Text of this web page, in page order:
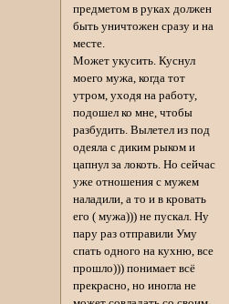
предметом в руках должен
быть уничтожен сразу и на
месте.
Может укусить. Куснул
моего мужа, когда тот
утром, уходя на работу,
подошел ко мне, чтобы
разбудить. Вылетел из под
одеяла с диким рыком и
цапнул за локоть. Но сейчас
уже отношения с мужем
наладили, а то и в кровать
его ( мужа))) не пускал. Ну
пару раз отправили Уму
спать одного на кухню, все
прошло))) понимает всё
прекрасно, но иногла не